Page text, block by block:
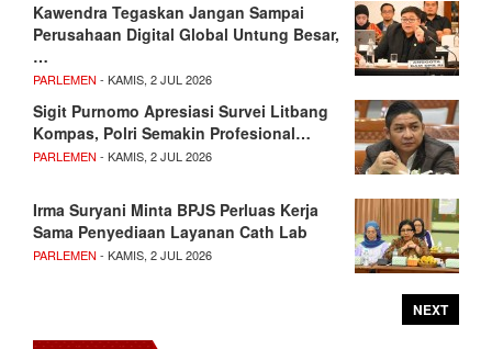
Kawendra Tegaskan Jangan Sampai
Perusahaan Digital Global Untung Besar,
…
PARLEMEN - KAMIS, 2 JUL 2026
Sigit Purnomo Apresiasi Survei Litbang
Kompas, Polri Semakin Profesional…
PARLEMEN - KAMIS, 2 JUL 2026
Irma Suryani Minta BPJS Perluas Kerja
Sama Penyediaan Layanan Cath Lab
PARLEMEN - KAMIS, 2 JUL 2026
NEXT